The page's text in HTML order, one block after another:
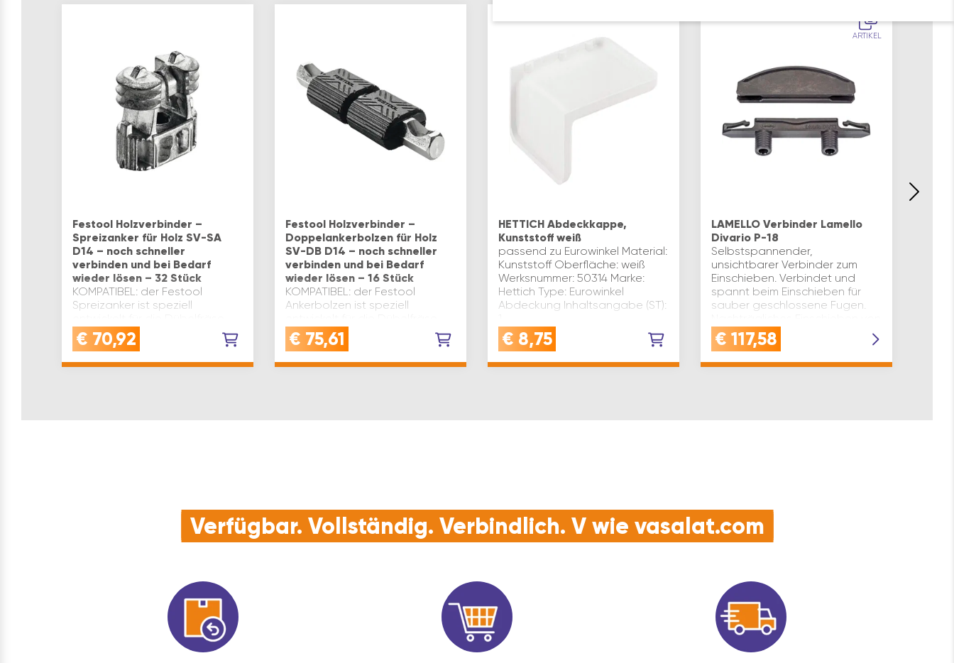
Festool Holzverbinder –
Spreizanker für Holz SV-SA
D14 – noch schneller
verbinden und bei Bedarf
wieder lösen – 32 Stück
KOMPATIBEL: der Festool
Spreizanker ist speziell
Domino XL DF 700 - ideal für
professionelle
€ 70,92
Festool Holzverbinder –
Doppelankerbolzen für Holz
SV-DB D14 – noch schneller
verbinden und bei Bedarf
wieder lösen – 16 Stück
KOMPATIBEL: der Festool
Ankerbolzen ist speziell
Domino XL DF 700 - ideal für
professionelle
€ 75,61
HETTICH Abdeckkappe,
Kunststoff weiß
passend zu Eurowinkel Material:
Kunststoff Oberfläche: weiß
Werksnummer: 50314 Marke:
Hettich Type: Eurowinkel
Abdeckung Inhaltsangabe (ST):
€ 8,75
2
ARTIKEL
LAMELLO Verbinder Lamello
Divario P-18
Selbstspannender,
unsichtbarer Verbinder zum
Einschieben. Verbindet und
spannt beim Einschieben für
sauber geschlossene Fugen.
Tablarböden oder
Trennwänden für gering…
€ 117,58
Verfügbar. Vollständig. Verbindlich. V wie vasalat.com